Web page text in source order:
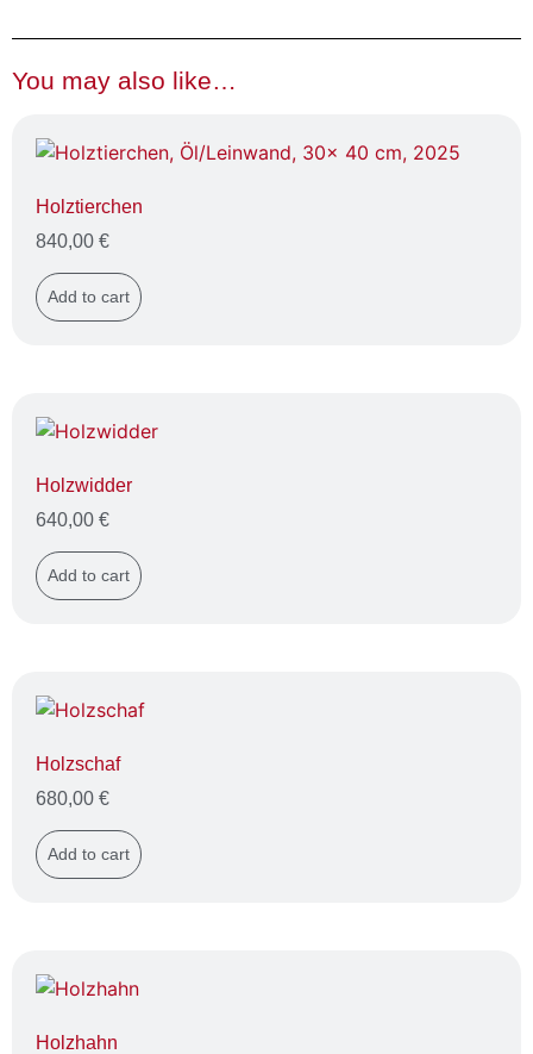
You may also like…
Holztierchen
840,00 €
Add to cart
Holzwidder
640,00 €
Add to cart
Holzschaf
680,00 €
Add to cart
Holzhahn